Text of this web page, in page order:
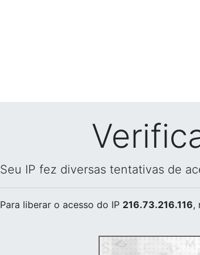
Seu IP fez diversas tentativas de
Para liberar o acesso do IP 216.73.216.116,